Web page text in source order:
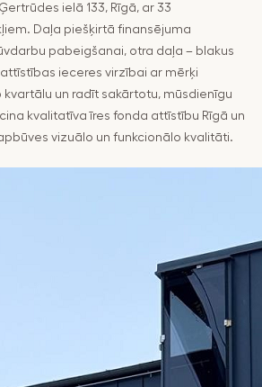
ielā 133, Rīgā, ar 33
Daļa piešķirtā finansējuma
pabeigšanai, otra daļa – blakus
ieceres virzībai ar mērķi
un radīt sakārtotu, mūsdienīgu
kvalitatīva īres fonda attīstību Rīgā un
vizuālo un funkcionālo kvalitāti.